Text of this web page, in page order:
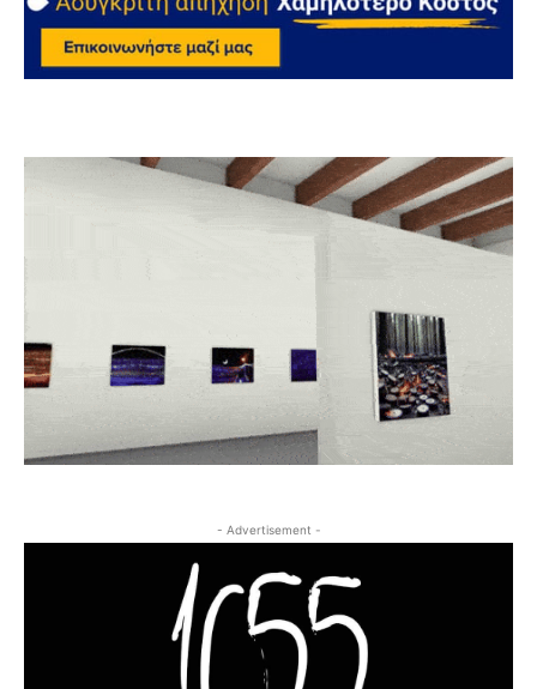
- Advertisement -